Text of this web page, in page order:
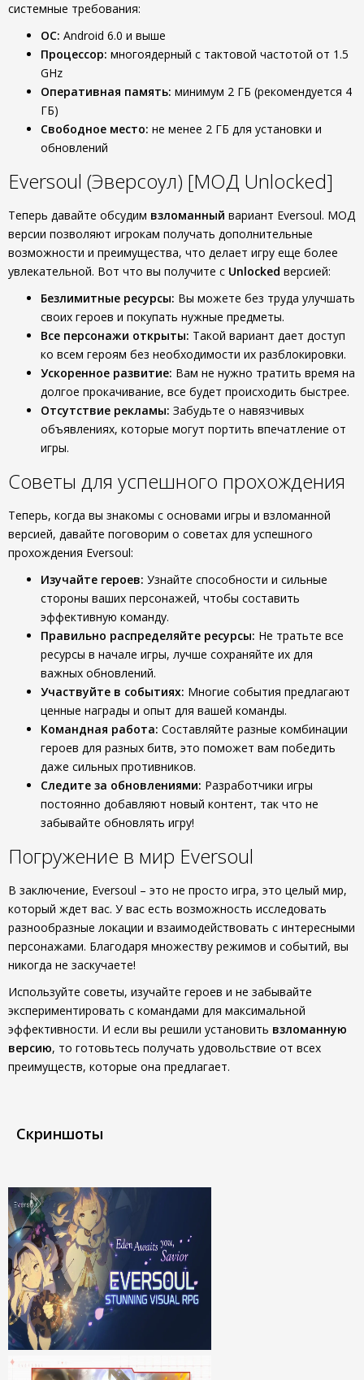
системные требования:
ОС: Android 6.0 и выше
Процессор: многоядерный с тактовой частотой от 1.5
GHz
Оперативная память: минимум 2 ГБ (рекомендуется 4
ГБ)
Свободное место: не менее 2 ГБ для установки и
обновлений
Eversoul (Эверсоул) [МОД Unlocked]
Теперь давайте обсудим взломанный вариант Eversoul. МОД
версии позволяют игрокам получать дополнительные
возможности и преимущества, что делает игру еще более
увлекательной. Вот что вы получите с Unlocked версией:
Безлимитные ресурсы: Вы можете без труда улучшать
своих героев и покупать нужные предметы.
Все персонажи открыты: Такой вариант дает доступ
ко всем героям без необходимости их разблокировки.
Ускоренное развитие: Вам не нужно тратить время на
долгое прокачивание, все будет происходить быстрее.
Отсутствие рекламы: Забудьте о навязчивых
объявлениях, которые могут портить впечатление от
игры.
Советы для успешного прохождения
Теперь, когда вы знакомы с основами игры и взломанной
версией, давайте поговорим о советах для успешного
прохождения Eversoul:
Изучайте героев: Узнайте способности и сильные
стороны ваших персонажей, чтобы составить
эффективную команду.
Правильно распределяйте ресурсы: Не тратьте все
ресурсы в начале игры, лучше сохраняйте их для
важных обновлений.
Участвуйте в событиях: Многие события предлагают
ценные награды и опыт для вашей команды.
Командная работа: Составляйте разные комбинации
героев для разных битв, это поможет вам победить
даже сильных противников.
Следите за обновлениями: Разработчики игры
постоянно добавляют новый контент, так что не
забывайте обновлять игру!
Погружение в мир Eversoul
В заключение, Eversoul – это не просто игра, это целый мир,
который ждет вас. У вас есть возможность исследовать
разнообразные локации и взаимодействовать с интересными
персонажами. Благодаря множеству режимов и событий, вы
никогда не заскучаете!
Используйте советы, изучайте героев и не забывайте
экспериментировать с командами для максимальной
эффективности. И если вы решили установить взломанную
версию, то готовьтесь получать удовольствие от всех
преимуществ, которые она предлагает.
Скриншоты